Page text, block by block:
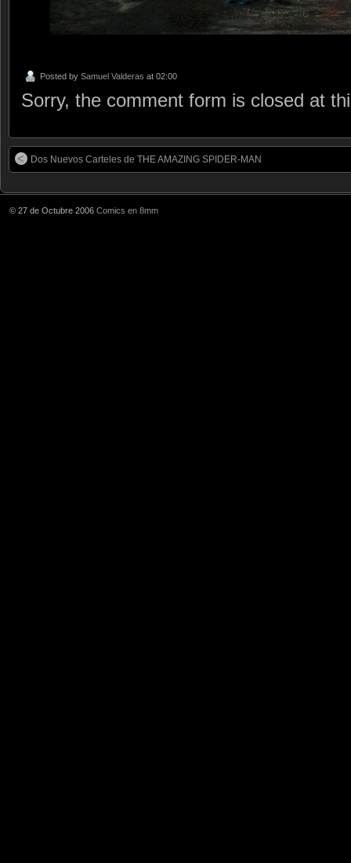
Posted by Samuel Valderas at 02:00
Sorry, the comment form is closed at
Dos Nuevos Carteles de THE AMAZING SPIDER-MAN
© 27 de Octubre 2006 Comics en 8mm